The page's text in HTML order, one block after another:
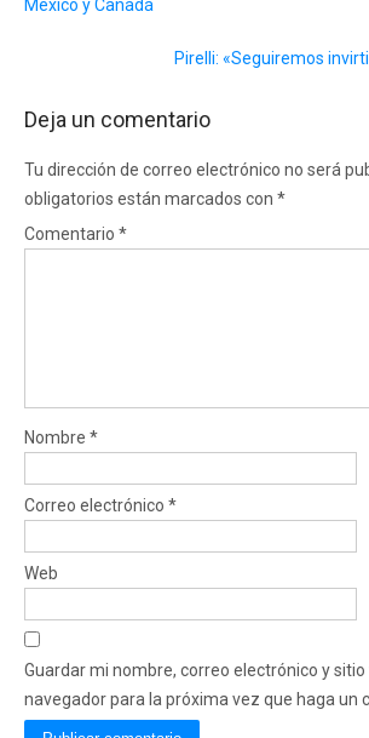
México y Canadá
Pirelli: «Seguiremos
Deja un comentario
Tu dirección de correo electrónico no será
obligatorios están marcados con *
Comentario *
Nombre *
Correo electrónico *
Web
Guardar mi nombre, correo electrónico y
navegador para la próxima vez que haga un